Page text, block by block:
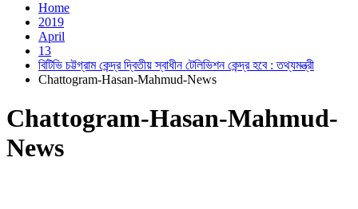
Home
2019
April
13
বিটিভি চট্টগ্রাম কেন্দ্র দ্বিতীয় স্বাধীন টেলিভিশন কেন্দ্র হবে : তথ্যমন্ত্রী
Chattogram-Hasan-Mahmud-News
Chattogram-Hasan-Mahmud-
News